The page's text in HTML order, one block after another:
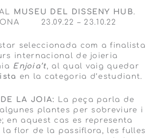
MUSEU DEL DISSENY HUB.
23.09.22 – 23.10.22
seleccionada com a finalista
internacional de joieria
Enjoia’t, al qual vaig quedar
en la categoria d’estudiant.
LA JOIA: La peça parla de
plantes per sobreviure i
en aquest cas es representa
la flor de la passiflora, les fulles